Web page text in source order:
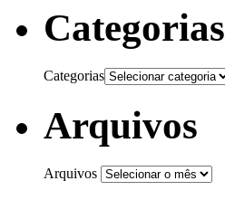
Categorias
Categorias
Arquivos
Arquivos